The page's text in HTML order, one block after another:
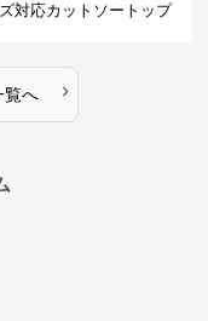
対応カットソートップ
覧へ ›